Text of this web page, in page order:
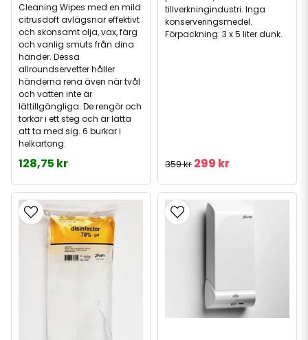
Cleaning Wipes med en mild
citrusdoft avlägsnar effektivt
och skonsamt olja, vax, färg
och vanlig smuts från dina
händer. Dessa
allroundservetter håller
händerna rena även när tvål
och vatten inte är
lättillgängliga. De rengör och
torkar i ett steg och är lätta
att ta med sig. 6 burkar i
helkartong.
128,75 kr
tillverkningindustri. Inga
konserveringsmedel.
Förpackning: 3 x 5 liter dunk.
359 kr 299 kr